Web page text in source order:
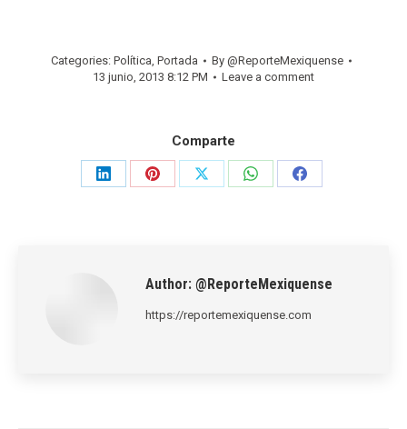
Categories: Política, Portada By @ReporteMexiquense
13 junio, 2013 8:12 PM
Leave a comment
Comparte
Share
Share
Share
Share
Share
Author: @ReporteMexiquense
https://reportemexiquense.com